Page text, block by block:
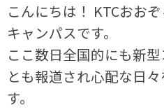
こんにちは！ KTCおお
キャンパスです。
ここ数日全国的にも新
とも報道され心配な日
す。